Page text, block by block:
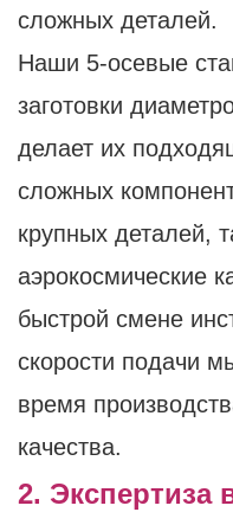
сложных деталей.
Наши 5-осевые
заготовки
делает их
сложных
крупных деталей,
аэрокосмические
быстрой смене
скорости подачи
время
качества.
2. Экспертиза